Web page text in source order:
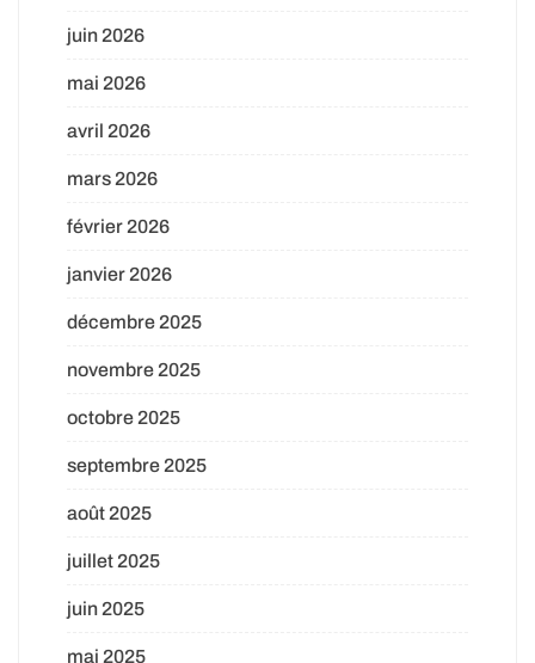
juin 2026
mai 2026
avril 2026
mars 2026
février 2026
janvier 2026
décembre 2025
novembre 2025
octobre 2025
septembre 2025
août 2025
juillet 2025
juin 2025
mai 2025